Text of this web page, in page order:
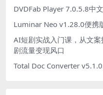
DVDFab Player 7.0.5.8中
Luminar Neo v1.28.0便携
AI短剧实战入门课，从文
剧流量变现风口
Total Doc Converter